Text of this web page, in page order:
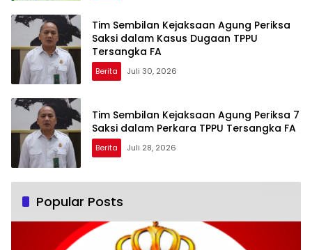
Tim Sembilan Kejaksaan Agung Periksa
Saksi dalam Kasus Dugaan TPPU
Tersangka FA
Berita Juli 30, 2026
Tim Sembilan Kejaksaan Agung Periksa 7
Saksi dalam Perkara TPPU Tersangka FA
Berita Juli 28, 2026
Popular Posts